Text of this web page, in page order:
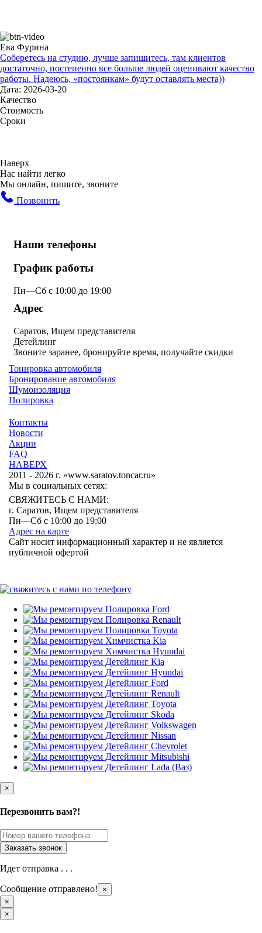
Ева Фурина
Соберетесь на студию, лучше запишитесь, там клиентов
достаточно, постепенно все больше людей оценивают качество
работы. Надеюсь, «постоянкам» будут оставлять места))
Дата: 2026-03-20
Качество
Стоимость
Сроки
Наверх
Нас найти легко
Мы онлайн, пишите, звоните
Позвонить
Наши телефоны
График работы
Пн—Сб с 10:00 до 19:00
Адрес
Саратов, Ищем представителя
Детейлинг
Звоните заранее, бронируйте время, получайте скидки
Контакты
Новости
Акции
FAQ
НАВЕРХ
2011 - 2026 г. «www.saratov.toncar.ru»
Тонировка автомобиля
Бронирование автомобиля
Шумоизоляция
Полировка
Мы в социальных сетях:
СВЯЖИТЕСЬ С НАМИ:
г. Саратов, Ищем представителя
Пн—Сб с 10:00 до 19:00
Адрес на карте
Сайт носит информационный характер и не является
публичной офертой
×
Перезвонить вам?!
Идет отправка . . .
Сообщение отправлено!
×
×
×